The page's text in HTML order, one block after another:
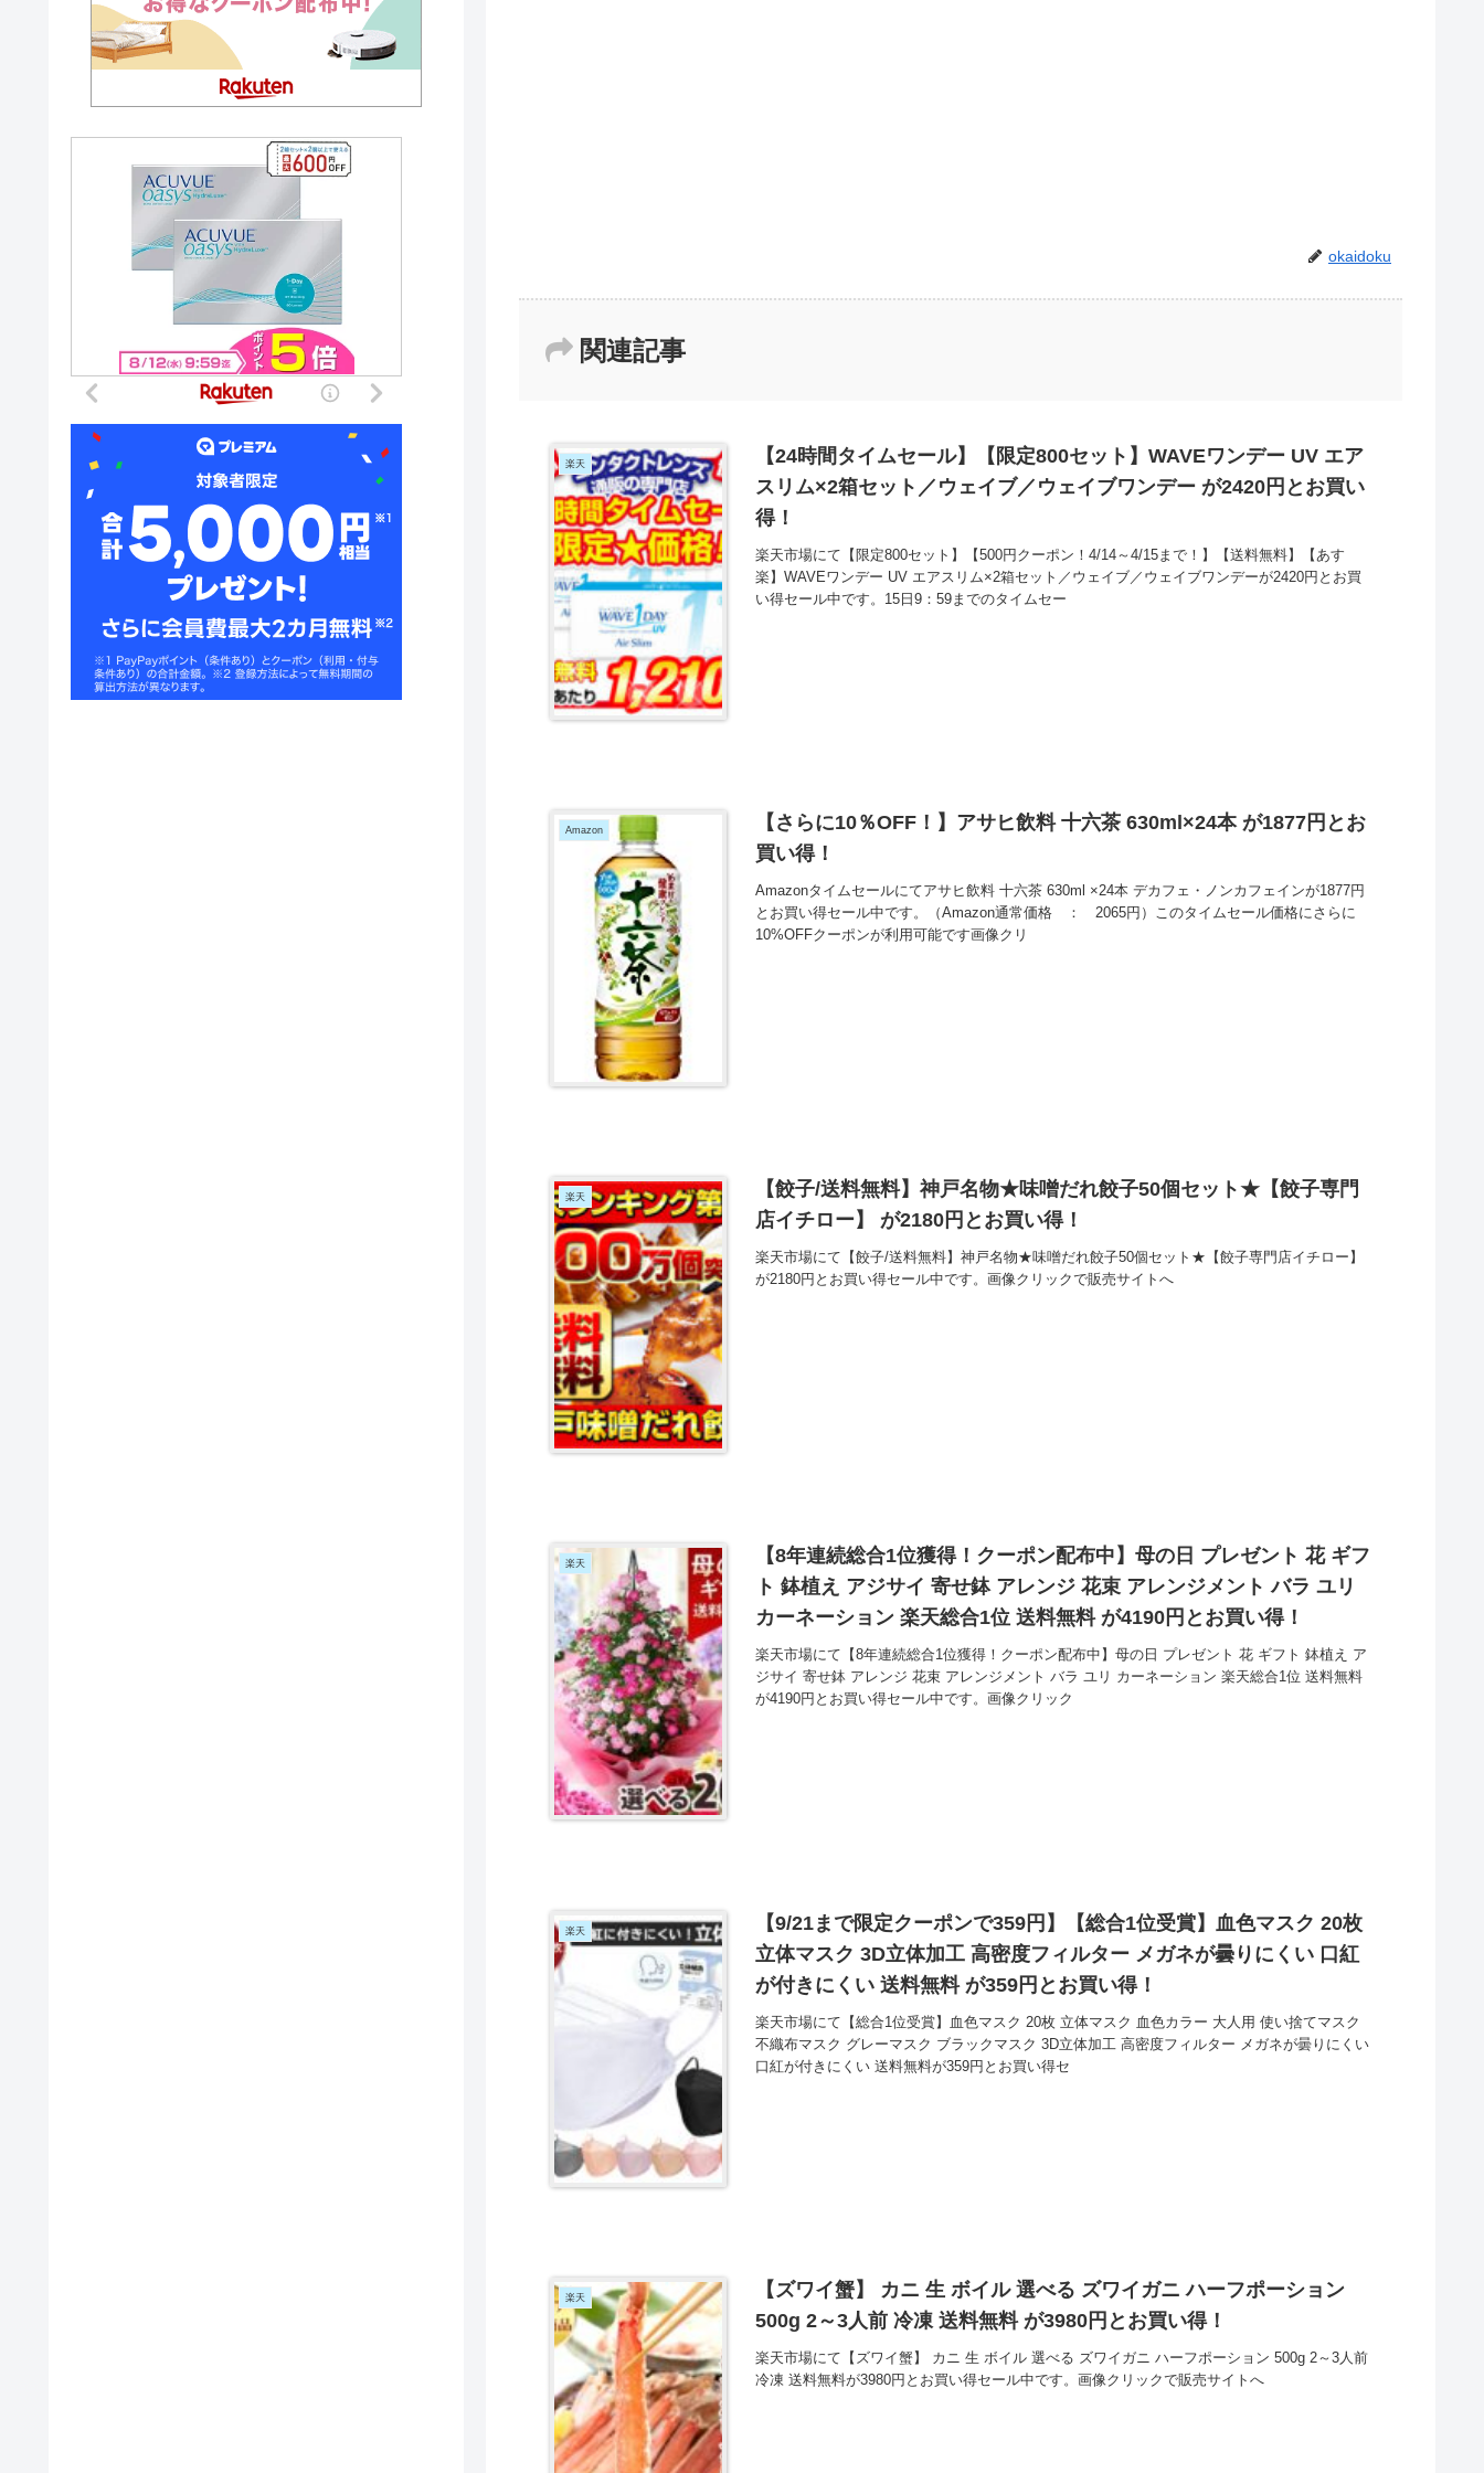
okaidoku
関連記事
楽天
【24時間タイムセール】【限定800セット】WAVEワンデー UV エア
スリム×2箱セット／ウェイブ／ウェイブワンデー が2420円とお買い
得！
楽天市場にて【限定800セット】【500円クーポン！4/14～4/15まで！】【送料無料】【あす
楽】WAVEワンデー UV エアスリム×2箱セット／ウェイブ／ウェイブワンデーが2420円とお買
い得セール中です。15日9：59までのタイムセー
Amazon
【さらに10％OFF！】アサヒ飲料 十六茶 630ml×24本 が1877円とお
買い得！
Amazonタイムセールにてアサヒ飲料 十六茶 630ml ×24本 デカフェ・ノンカフェインが1877円
とお買い得セール中です。（Amazon通常価格 ： 2065円）このタイムセール価格にさらに
10%OFFクーポンが利用可能です画像クリ
楽天
【餃子/送料無料】神戸名物★味噌だれ餃子50個セット★【餃子専門
店イチロー】 が2180円とお買い得！
楽天市場にて【餃子/送料無料】神戸名物★味噌だれ餃子50個セット★【餃子専門店イチロー】
が2180円とお買い得セール中です。画像クリックで販売サイトへ
楽天
【8年連続総合1位獲得！クーポン配布中】母の日 プレゼント 花 ギフ
ト 鉢植え アジサイ 寄せ鉢 アレンジ 花束 アレンジメント バラ ユリ
カーネーション 楽天総合1位 送料無料 が4190円とお買い得！
楽天市場にて【8年連続総合1位獲得！クーポン配布中】母の日 プレゼント 花 ギフト 鉢植え ア
ジサイ 寄せ鉢 アレンジ 花束 アレンジメント バラ ユリ カーネーション 楽天総合1位 送料無料
が4190円とお買い得セール中です。画像クリック
楽天
【9/21まで限定クーポンで359円】【総合1位受賞】血色マスク 20枚
立体マスク 3D立体加工 高密度フィルター メガネが曇りにくい 口紅
が付きにくい 送料無料 が359円とお買い得！
楽天市場にて【総合1位受賞】血色マスク 20枚 立体マスク 血色カラー 大人用 使い捨てマスク
不織布マスク グレーマスク ブラックマスク 3D立体加工 高密度フィルター メガネが曇りにくい
口紅が付きにくい 送料無料が359円とお買い得セ
楽天
【ズワイ蟹】 カニ 生 ボイル 選べる ズワイガニ ハーフポーション
500g 2～3人前 冷凍 送料無料 が3980円とお買い得！
楽天市場にて【ズワイ蟹】 カニ 生 ボイル 選べる ズワイガニ ハーフポーション 500g 2～3人前
冷凍 送料無料が3980円とお買い得セール中です。画像クリックで販売サイトへ